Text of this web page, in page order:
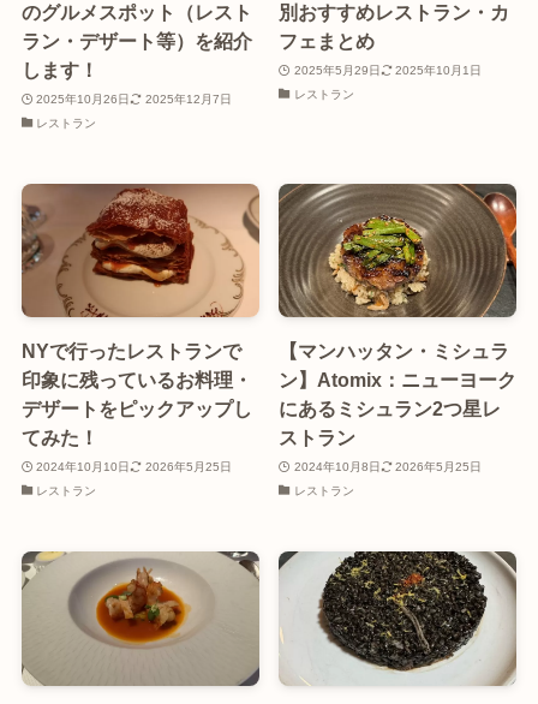
のグルメスポット（レスト
ラン・デザート等）を紹介
します！
2025年10月26日
2025年12月7日
レストラン
別おすすめレストラン・カ
フェまとめ
2025年5月29日
2025年10月1日
レストラン
NYで行ったレストランで
印象に残っているお料理・
デザートをピックアップし
てみた！
2024年10月10日
2026年5月25日
レストラン
【マンハッタン・ミシュラ
ン】Atomix：ニューヨーク
にあるミシュラン2つ星レ
ストラン
2024年10月8日
2026年5月25日
レストラン